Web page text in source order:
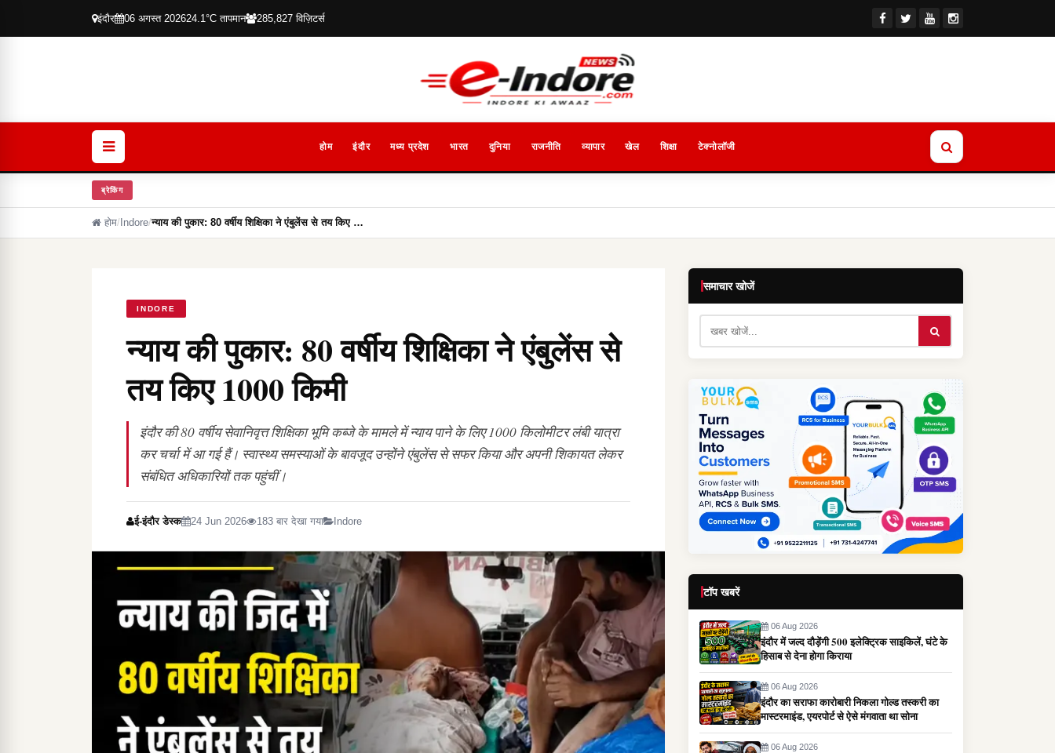
इंदौर 06 अगस्त 202624.1°C तापमान 285,827 विज़िटर्स
होम इंदौर मध्य प्रदेश भारत दुनिया राजनीति व्यापार खेल शिक्षा टेक्नोलॉजी
ब्रेकिंग
होम/ Indore/न्याय की पुकार: 80 वर्षीय शिक्षिका ने एंबुलेंस से तय किए …
INDORE
न्याय की पुकार: 80 वर्षीय शिक्षिका ने एंबुलेंस से
तय किए 1000 किमी
इंदौर की 80 वर्षीय सेवानिवृत्त शिक्षिका भूमि कब्जे के मामले में न्याय पाने के लिए 1000 किलोमीटर लंबी यात्रा
कर चर्चा में आ गई हैं। स्वास्थ्य समस्याओं के बावजूद उन्होंने एंबुलेंस से सफर किया और अपनी शिकायत लेकर
संबंधित अधिकारियों तक पहुंचीं।
ई-इंदौर डेस्क 24 Jun 2026 183 बार देखा गया Indore
समाचार खोजें
टॉप खबरें
06 Aug 2026
इंदौर में जल्द दौड़ेंगी 500 इलेक्ट्रिक साइकिलें, घंटे के
हिसाब से देना होगा किराया
06 Aug 2026
इंदौर का सराफा कारोबारी निकला गोल्ड तस्करी का
मास्टरमाइंड, एयरपोर्ट से ऐसे मंगवाता था सोना
06 Aug 2026